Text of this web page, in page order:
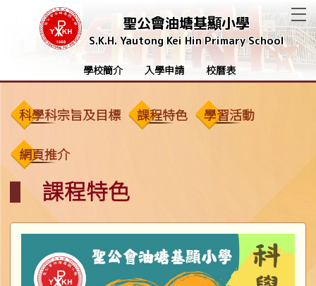
聖公會油塘基顯小學
S.K.H. Yautong Kei Hin Primary School
學校簡介 入學申請 校曆表
科學科宗旨及目標 課程特色 學習活動
網頁推介
課程特色